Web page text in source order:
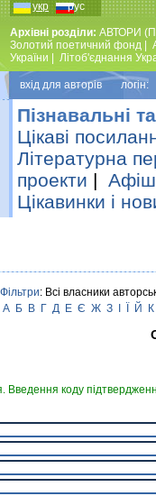
укр рус
Архівні розділи: АВТОРИ
Золотий поетичний фонд
України
Лiтоб'єднання
вхiд для авторiв логін:
Пізнавальні
Цікаві
Літературна
проекти |
Цікавинки і
Фільтри: Всі власники
А Б В Г Д Е Є Ж З Й К
Введення коду